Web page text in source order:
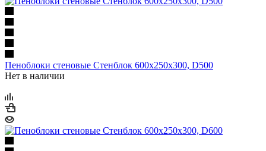
Пеноблоки стеновые Стенблок 600х250х300, D500
Нет в наличии